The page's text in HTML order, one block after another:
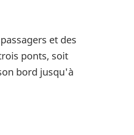
et des
ponts, soit
bord jusqu'à